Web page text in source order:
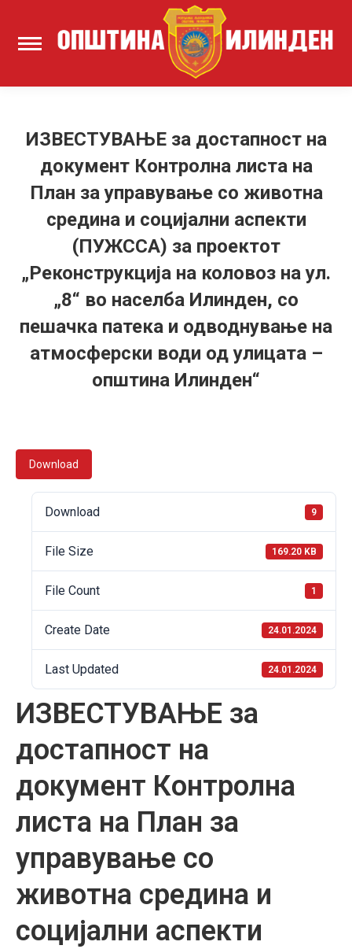
ИЗВЕСТУВАЊЕ за достапност на
документ Контролна листа на
План за управување со животна
средина и социјални аспекти
(ПУЖССА) за проектот
„Реконструкција на коловоз на ул.
„8“ во населба Илинден, со
пешачка патека и одводнување на
атмосферски води од улицата –
општина Илинден“
Download
Download 9
File Size 169.20 KB
File Count 1
Create Date 24.01.2024
Last Updated 24.01.2024
ИЗВЕСТУВАЊЕ за
достапност на
документ Контролна
листа на План за
управување со
животна средина и
социјални аспекти